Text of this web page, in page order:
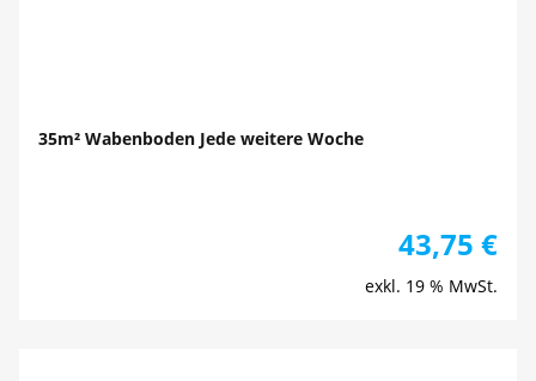
35m² Wabenboden Jede weitere Woche
43,75 €
exkl. 19 % MwSt.